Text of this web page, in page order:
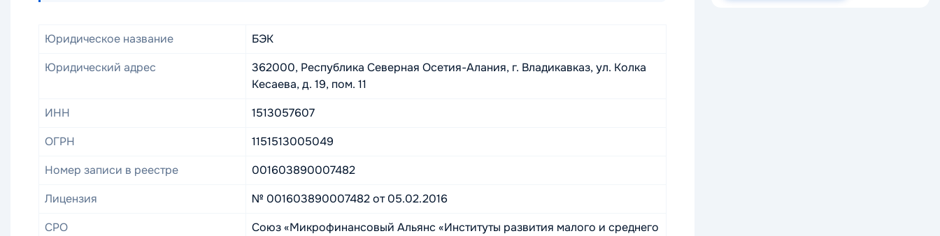
Юридическое название
БЭК
Юридический адрес
362000, Республика Северная Осетия-Алания, г. Владикавказ, ул. Колка
Кесаева, д. 19, пом. 11
ИНН
1513057607
ОГРН
1151513005049
Номер записи в реестре
001603890007482
Лицензия
№ 001603890007482 от 05.02.2016
СРО
Союз «Микрофинансовый Альянс «Институты развития малого и среднего